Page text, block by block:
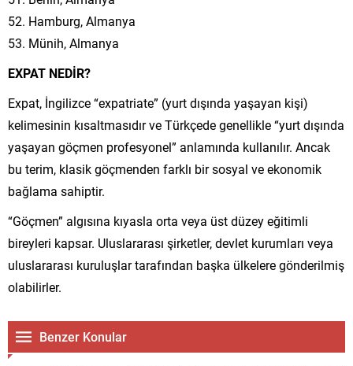
52. Hamburg, Almanya
53. Münih, Almanya
EXPAT NEDİR?
Expat, İngilizce “expatriate” (yurt dışında yaşayan kişi)
kelimesinin kısaltmasıdır ve Türkçede genellikle “yurt dışında
yaşayan göçmen profesyonel” anlamında kullanılır. Ancak
bu terim, klasik göçmenden farklı bir sosyal ve ekonomik
bağlama sahiptir.
“Göçmen” algısına kıyasla orta veya üst düzey eğitimli
bireyleri kapsar. Uluslararası şirketler, devlet kurumları veya
uluslararası kuruluşlar tarafından başka ülkelere gönderilmiş
olabilirler.
Benzer Konular